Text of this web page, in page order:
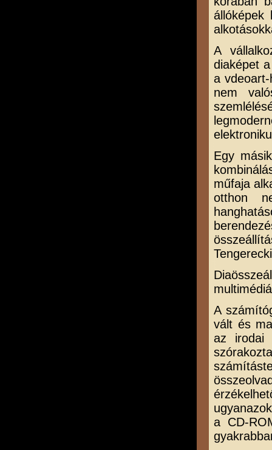
állóképek
A
diaképet
a
nem
Egy
műfaja
otthon
A
vált és
az irodai
a CD-